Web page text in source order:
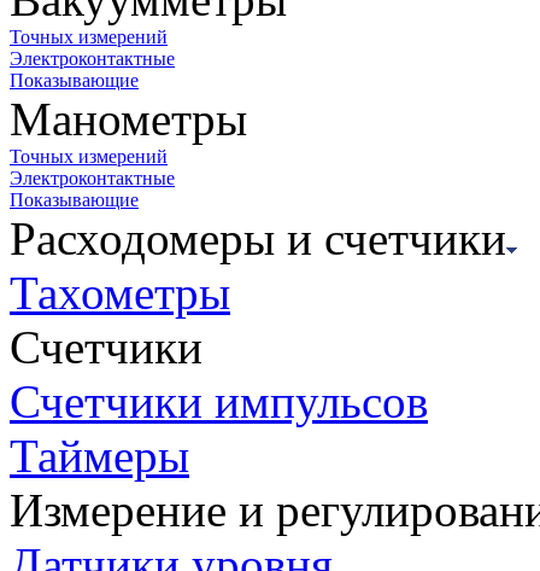
Точных измерений
Электроконтактные
Показывающие
Манометры
Точных измерений
Электроконтактные
Показывающие
Расходомеры и счетчики
Тахометры
Счетчики
Счетчики импульсов
Таймеры
Измерение и